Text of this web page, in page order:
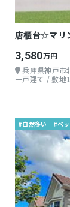
唐櫃台☆マリ
3,580万円
兵庫県神戸市
一戸建て / 敷
#自然多い #ベ